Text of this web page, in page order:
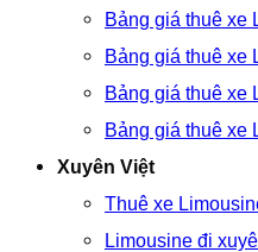
Bảng giá thuê xe
Bảng giá thuê xe
Bảng giá thuê xe
Bảng giá thuê xe
Xuyên Việt
Thuê xe
Limousine đi